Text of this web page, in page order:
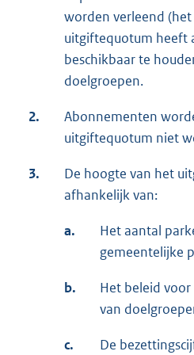
worden verleend
uitgiftequotum heeft
beschikbaar te
doelgroepen.
2.
Abonnementen
uitgiftequotum niet
3.
De hoogte van het
afhankelijk van:
a.
Het aantal
gemeentelijke
b.
Het beleid
van
c.
De